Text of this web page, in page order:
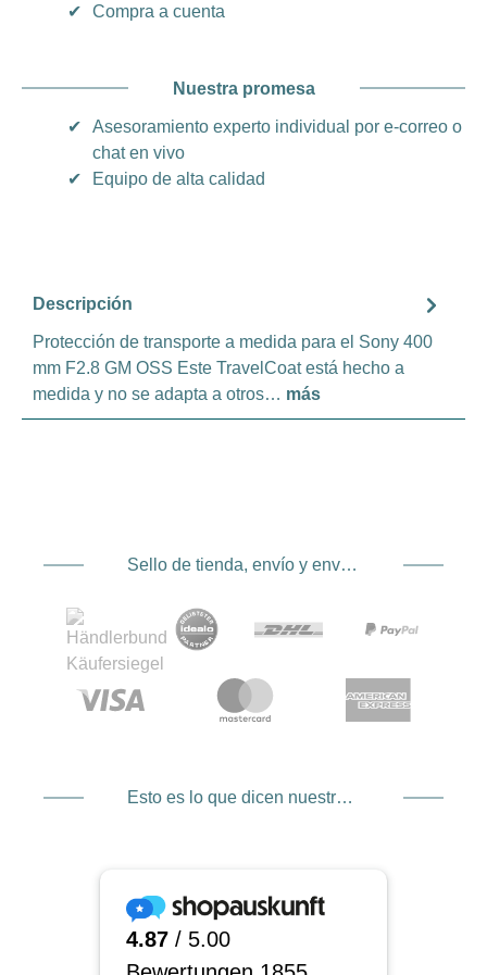
✔
Compra a cuenta
Nuestra promesa
✔
Asesoramiento experto individual por e-correo o
chat en vivo
✔
Equipo de alta calidad
Descripción
Protección de transporte a medida para el Sony 400
mm F2.8 GM OSS Este TravelCoat está hecho a
medida y no se adapta a otros… más
Sello de tienda, envío y envío. Proveedor de servicios de pago
Esto es lo que dicen nuestros clientes